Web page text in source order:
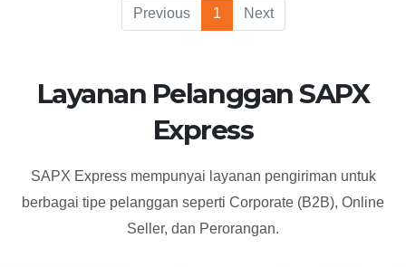
Previous 1 Next
Layanan Pelanggan SAPX
Express
SAPX Express mempunyai layanan pengiriman untuk
berbagai tipe pelanggan seperti Corporate (B2B), Online
Seller, dan Perorangan.